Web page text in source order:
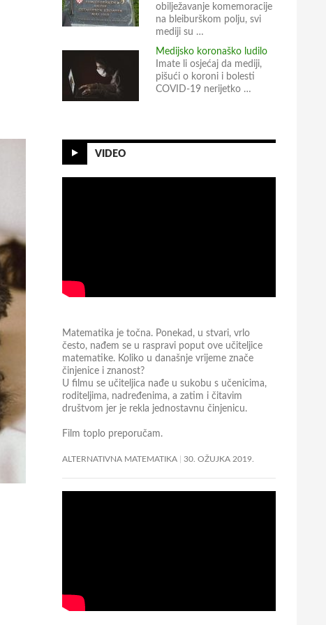
obilježavanje komemoracije
na bleiburškom polju, svi
mediji su …
Medijsko koronaško ludilo
Imate li osjećaj da mediji,
pišući o koroni i bolesti
COVID-19 nerijetko …
VIDEO
Matematika je točna. Ponekad, u stvari, vrlo
često, nađem se u raspravi poput ove učiteljice
matematike. Koliko u današnje vrijeme znače
činjenice i znanost?
U filmu se učiteljica nađe u sukobu s učenicima,
roditeljima, nadređenima, a zatim i čitavim
društvom jer je rekla jednostavnu činjenicu.
Film toplo preporučam.
ALTERNATIVNA MATEMATIKA 30. OŽUJKA 2019.